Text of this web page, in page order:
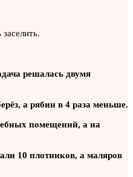
решалась двумя
а рябин в 4 раза меньше.
помещений, а на
10 плотников, а маляров